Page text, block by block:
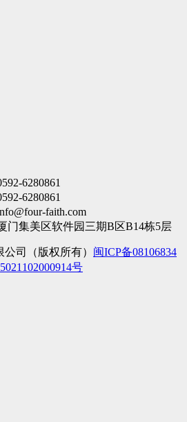
6280861
6280861
faith.com
门集美区软件园三期B区B14栋5层
司（版权所有） 闽ICP备08106834
号